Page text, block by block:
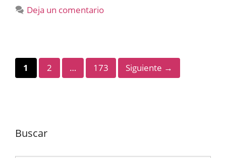
Deja un comentario
Página
1 Página
2 … Página
173 Siguiente →
Buscar